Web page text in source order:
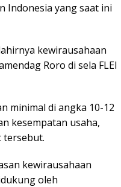
Indonesia yang saat ini
kewirausahaan
Roro di sela FLEI
minimal di angka 10-12
kesempatan usaha,
tersebut.
kewirausahaan
oleh